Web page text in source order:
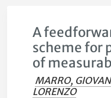
A
scheme for
of
MARRO,
LORENZO